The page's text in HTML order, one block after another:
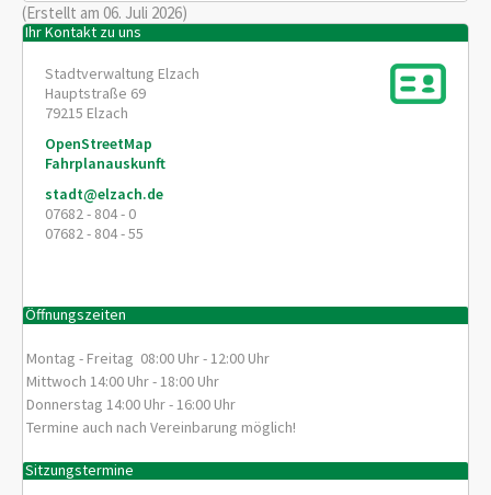
(Erstellt am 06. Juli 2026)
Ihr Kontakt zu uns
Stadtverwaltung Elzach
Hauptstraße 69
79215 Elzach
OpenStreetMap
Fahrplanauskunft
stadt@elzach.de
07682 - 804 - 0
07682 - 804 - 55
Öffnungszeiten
Montag - Freitag 08:00 Uhr - 12:00 Uhr
Mittwoch 14:00 Uhr - 18:00 Uhr
Donnerstag 14:00 Uhr - 16:00 Uhr
Termine auch nach Vereinbarung möglich!
Sitzungstermine